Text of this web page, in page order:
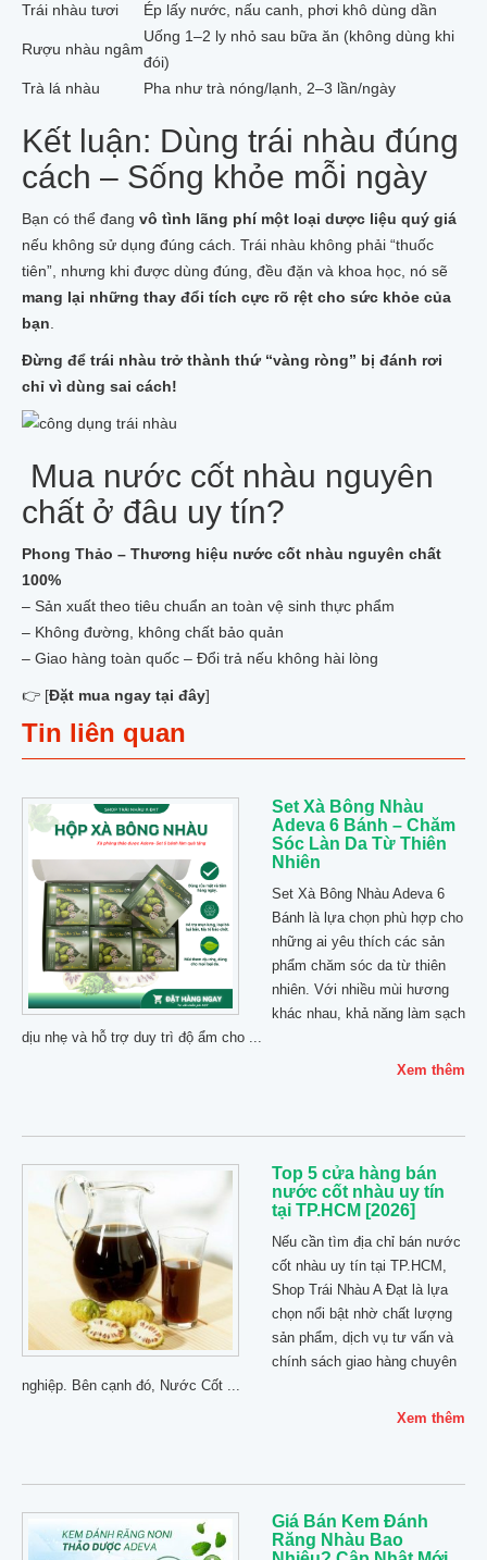
Trái nhàu tươi Ép lấy nước, nấu canh, phơi khô dùng dần
Rượu nhàu ngâm
Uống 1–2 ly nhỏ sau bữa ăn (không dùng khi
đói)
Trà lá nhàu
Pha như trà nóng/lạnh, 2–3 lần/ngày
Kết luận: Dùng trái nhàu đúng
cách – Sống khỏe mỗi ngày
Bạn có thể đang vô tình lãng phí một loại dược liệu quý giá
nếu không sử dụng đúng cách. Trái nhàu không phải “thuốc
tiên”, nhưng khi được dùng đúng, đều đặn và khoa học, nó sẽ
mang lại những thay đổi tích cực rõ rệt cho sức khỏe của
bạn
Đừng để trái nhàu trở thành thứ “vàng ròng” bị đánh rơi
chỉ vì dùng sai cách!
Mua nước cốt nhàu nguyên
chất ở đâu uy tín?
Phong Thảo – Thương hiệu nước cốt nhàu nguyên chất
100%
– Sản xuất theo tiêu chuẩn an toàn vệ sinh thực phẩm
– Không đường, không chất bảo quản
– Giao hàng toàn quốc – Đổi trả nếu không hài lòng
👉 [Đặt mua ngay tại đây]
Tin liên quan
Set Xà Bông Nhàu
Adeva 6 Bánh – Chăm
Sóc Làn Da Từ Thiên
Nhiên
Set Xà Bông Nhàu Adeva 6
Bánh là lựa chọn phù hợp cho
những ai yêu thích các sản
phẩm chăm sóc da từ thiên
nhiên. Với nhiều mùi hương
khác nhau, khả năng làm sạch
dịu nhẹ và hỗ trợ duy trì độ ẩm cho ...
Xem thêm
Top 5 cửa hàng bán
nước cốt nhàu uy tín
tại TP.HCM [2026]
Nếu cần tìm địa chỉ bán nước
cốt nhàu uy tín tại TP.HCM,
Shop Trái Nhàu A Đạt là lựa
chọn nổi bật nhờ chất lượng
sản phẩm, dịch vụ tư vấn và
chính sách giao hàng chuyên
nghiệp. Bên cạnh đó, Nước Cốt ...
Xem thêm
Giá Bán Kem Đánh
Răng Nhàu Bao